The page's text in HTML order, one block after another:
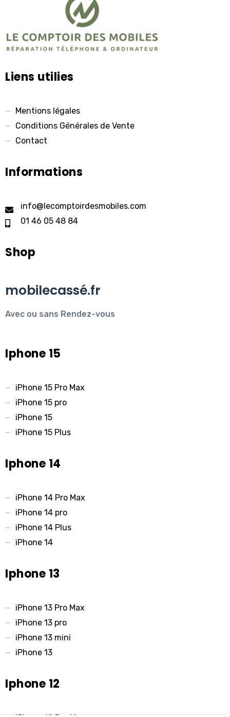
Liens utilies
Mentions légales
Conditions Générales de Vente
Contact
Informations
info@lecomptoirdesmobiles.com
01 46 05 48 84
Shop
mobilecassé.fr
Avec ou sans Rendez-vous
Iphone 15
iPhone 15 Pro Max
iPhone 15 pro
iPhone 15
iPhone 15 Plus
Iphone 14
iPhone 14 Pro Max
iPhone 14 pro
iPhone 14 Plus
iPhone 14
Iphone 13
iPhone 13 Pro Max
iPhone 13 pro
iPhone 13 mini
iPhone 13
Iphone 12